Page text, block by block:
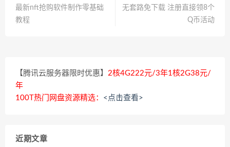
最新nft抢购软件制作零基础
教程
无套路免下载 注册直接领8个
Q币活动
【腾讯云服务器限时优惠】 2核4G222元/3年1核2G38元/
年
100T热门网盘资源精选： <点击查看>
近期文章